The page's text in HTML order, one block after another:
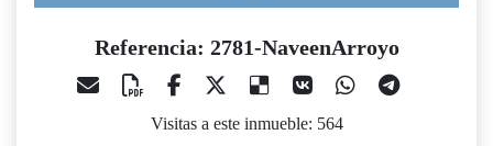
Referencia: 2781-NaveenArroyo
Visitas a este inmueble: 564